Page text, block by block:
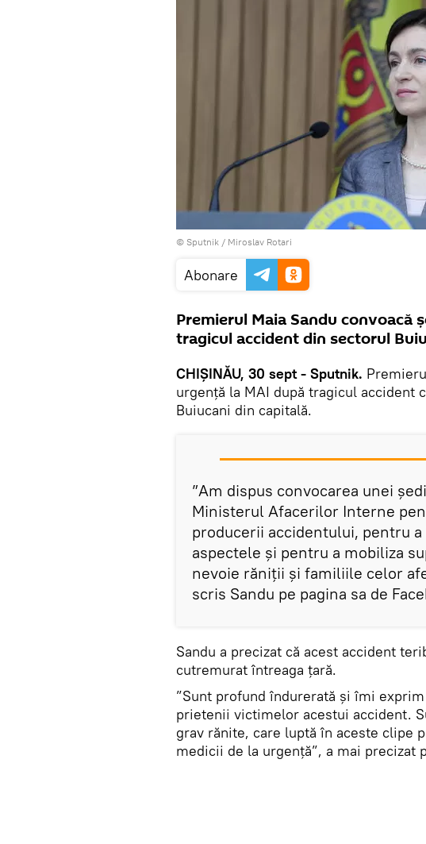
© Sputnik / Miroslav Rotari
Abonare
Premierul Maia Sandu convoacă
tragicul accident din sectorul
CHIȘINĂU, 30 sept - Sputnik.
urgență la MAI după tragicul accident
Buiucani din capitală.
”Am dispus convocarea unei
Ministerul Afacerilor Interne
producerii accidentului, pentru
aspectele și pentru a mobiliza
nevoie răniții și familiile celor
scris Sandu pe pagina sa de
Sandu a precizat că acest accident
cutremurat întreaga țară.
”Sunt profund îndurerată și îmi
prietenii victimelor acestui accident.
grav rănite, care luptă în aceste clipe
medicii de la urgență”, a mai precizat